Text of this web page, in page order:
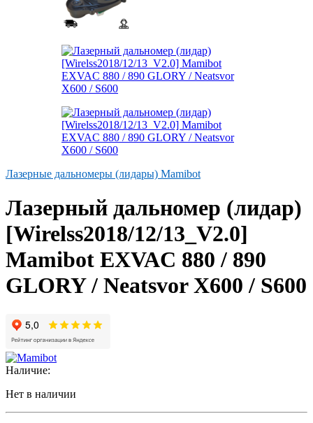
Лазерные дальномеры (лидары) Mamibot
Лазерный дальномер (лидар)
[Wirelss2018/12/13_V2.0]
Mamibot EXVAC 880 / 890
GLORY / Neatsvor X600 / S600
Наличие:
Нет в наличии